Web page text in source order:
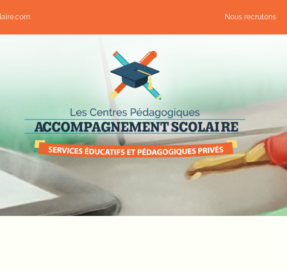
Nous recrutons